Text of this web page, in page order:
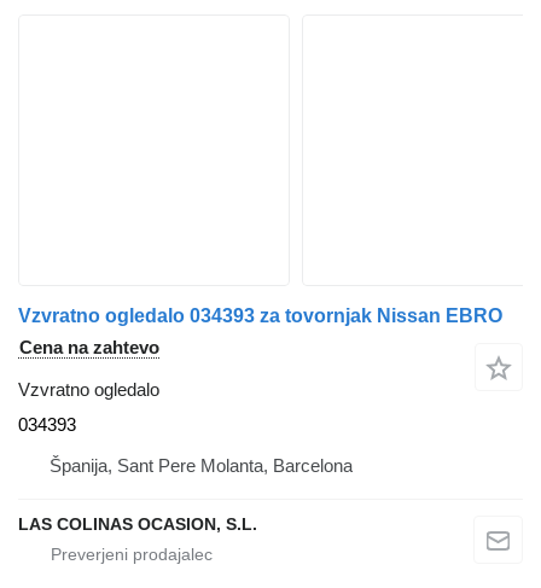
Vzvratno ogledalo 034393 za tovornjak Nissan EBRO
Cena na zahtevo
Vzvratno ogledalo
034393
Španija, Sant Pere Molanta, Barcelona
LAS COLINAS OCASION, S.L.